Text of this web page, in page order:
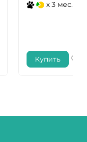
x 3 мес.
Купить